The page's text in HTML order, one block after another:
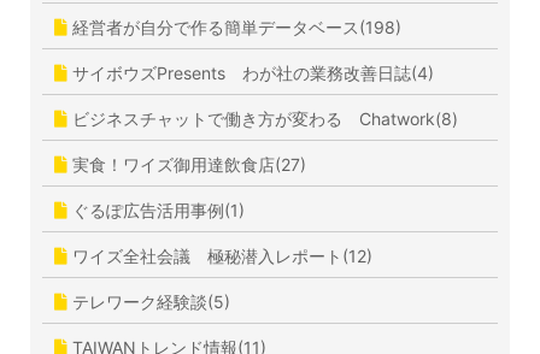
経営者が自分で作る簡単データベース(198)
サイボウズPresents わが社の業務改善日誌(4)
ビジネスチャットで働き方が変わる Chatwork(8)
実食！ワイズ御用達飲食店(27)
ぐるぽ広告活用事例(1)
ワイズ全社会議 極秘潜入レポート(12)
テレワーク経験談(5)
TAIWANトレンド情報(11)